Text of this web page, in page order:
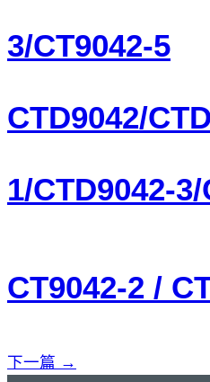
3/CT9042-5
CTD9042/
1/CTD9042-
CT9042-2 /
下一篇 →